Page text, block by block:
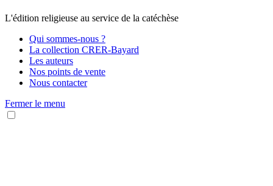
L'édition religieuse au service de la catéchèse
Qui sommes-nous ?
La collection CRER-Bayard
Les auteurs
Nos points de vente
Nous contacter
Fermer le menu